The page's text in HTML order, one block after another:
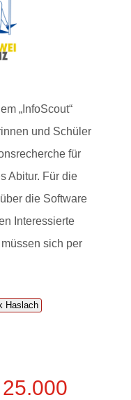
„InfoScout“
und Schüler
für
Abitur. Für die
die Software
Interessierte
sich per
Haslach